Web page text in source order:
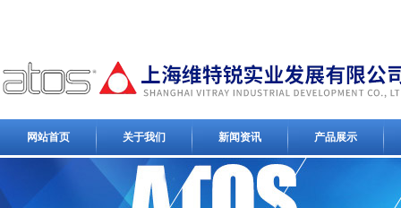
网站首页 关于我们 新闻资讯 产品展示